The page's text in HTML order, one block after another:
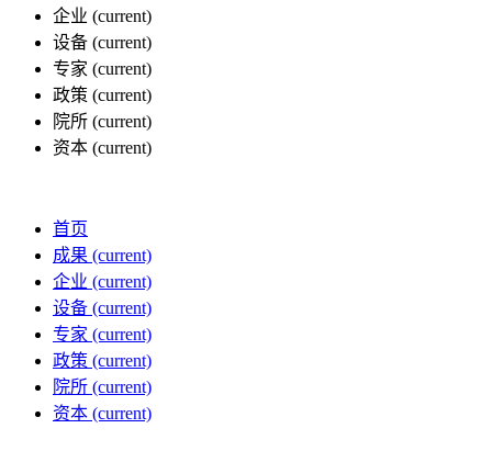
企业 (current)
设备 (current)
专家 (current)
政策 (current)
院所 (current)
资本 (current)
首页
成果 (current)
企业 (current)
设备 (current)
专家 (current)
政策 (current)
院所 (current)
资本 (current)